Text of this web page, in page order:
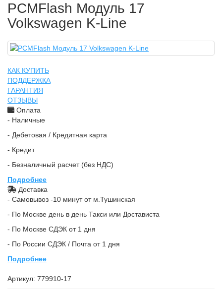
PCMFlash Модуль 17
Volkswagen K-Line
КАК КУПИТЬ
ПОДДЕРЖКА
ГАРАНТИЯ
ОТЗЫВЫ
Оплата
- Наличные
- Дебетовая / Кредитная карта
- Кредит
- Безналичный расчет (без НДС)
Подробнее
Доставка
- Самовывоз -10 минут от м.Тушинская
- По Москве день в день Такси или Достависта
- По Москве СДЭК от 1 дня
- По России СДЭК / Почта от 1 дня
Подробнее
Артикул: 779910-17